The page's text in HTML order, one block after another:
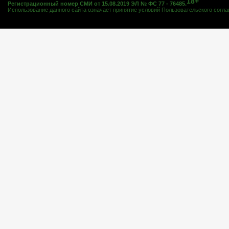
Регистрационный номер СМИ от 15.08.2019 ЭЛ № ФС 77 - 76485.
Использование данного сайта означает принятие условий Пользовательского